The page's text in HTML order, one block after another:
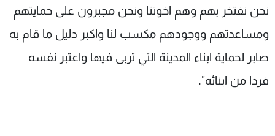
نحن نفتخر بهم وهم اخوتنا ونحن مجبرون على حمايتهم
ومساعدتهم ووجودهم مكسب لنا واكبر دليل ما قام به
صابر لحماية ابناء المدينة التي تربى فيها واعتبر نفسه
فردا من ابنائه".